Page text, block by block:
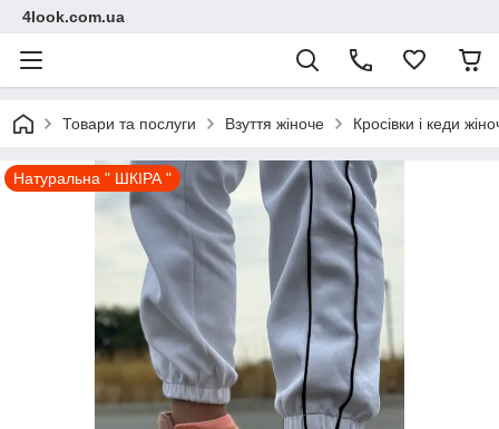
4look.com.ua
Товари та послуги Взуття жіноче Кросівки і кеди
Натуральна " ШКІРА "